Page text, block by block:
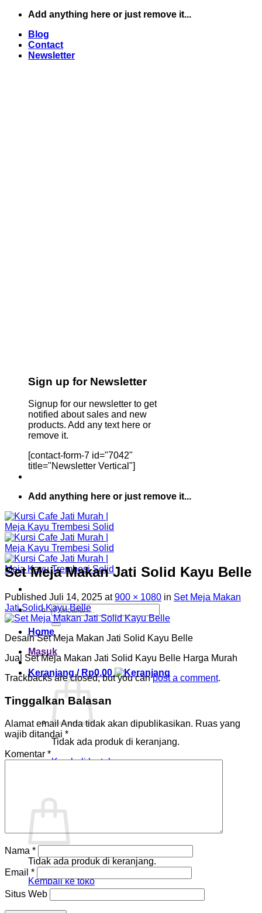
Skip
content
Add anything here or just remove it...
Blog
Contact
Newsletter
Sign up for Newsletter
Signup for our newsletter to get
notified about sales and new
products. Add any text here or
remove it.
[contact-form-7 id="7042"
title="Newsletter Vertical"]
Add anything here or just remove it...
Pencarian
untuk:
Home
Masuk
Keranjang / Rp0.00
Tidak ada produk di keranjang.
Kembali ke toko
Tidak ada produk di keranjang.
Kembali ke toko
Set Meja Makan Jati Solid Kayu Belle
Published Juli 14, 2025 at900 × 1080 in Set Meja Makan
Jati Solid Kayu Belle
Desain Set Meja Makan Jati Solid Kayu Belle
Jual Set Meja Makan Jati Solid Kayu Belle Harga Murah
Trackbacks are closed, but you canpost a comment.
Tinggalkan Balasan
Alamat email Anda tidak akan dipublikasikan. Ruas yang
wajib ditandai *
Komentar *
Nama *
Email *
Situs Web